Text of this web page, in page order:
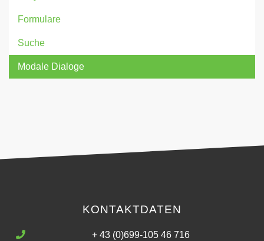
Formulare
Suche
Modale Dialoge
KONTAKTDATEN
+ 43 (0)699-105 46 716